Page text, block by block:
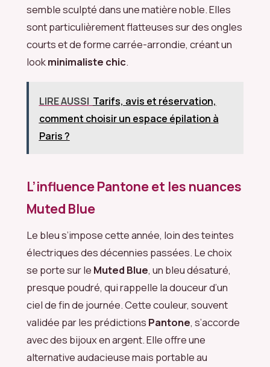
semble sculpté dans une matière noble. Elles
sont particulièrement flatteuses sur des ongles
courts et de forme carrée-arrondie, créant un
lookminimaliste chic.
LIRE AUSSI Tarifs, avis et réservation,
comment choisir un espace épilation à
Paris ?
L’influence Pantone et les nuances
Muted Blue
Le bleu s’impose cette année, loin des teintes
électriques des décennies passées. Le choix
se porte sur le Muted Blue, un bleu désaturé,
presque poudré, qui rappelle la douceur d’un
ciel de fin de journée. Cette couleur, souvent
validée par les prédictions Pantone, s’accorde
avec des bijoux en argent. Elle offre une
alternative audacieuse mais portable au